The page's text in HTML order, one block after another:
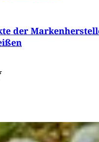
der